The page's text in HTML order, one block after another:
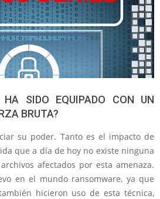
HA SIDO EQUIPADO CON UN
BRUTA?
su poder. Tanto es el impacto de
que a día de hoy no existe ninguna
afectados por esta amenaza.
en el mundo ransomware, ya que
hicieron uso de esta técnica,